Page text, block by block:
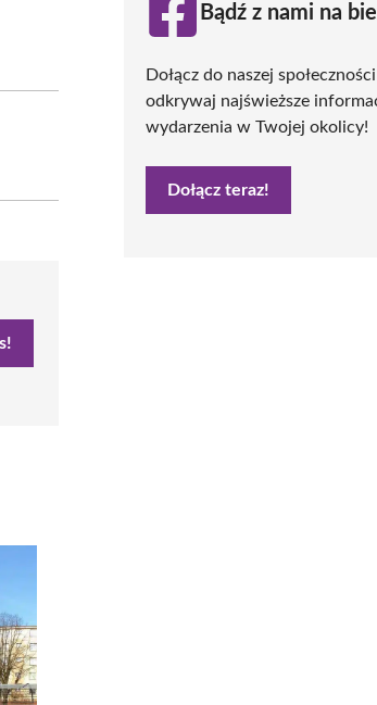
Bądź z nami na
Dołącz do naszej
odkrywaj najświeższe
wydarzenia w Twojej okolicy!
Dołącz teraz!